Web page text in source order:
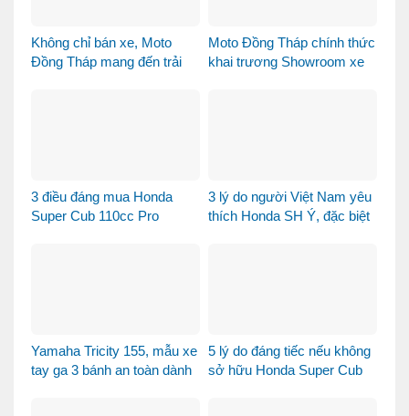
Không chỉ bán xe, Moto
Đồng Tháp mang đến trải
Moto Đồng Tháp chính thức
khai trương Showroom xe
3 điều đáng mua Honda
Super Cub 110cc Pro
3 lý do người Việt Nam yêu
thích Honda SH Ý, đặc biệt
Yamaha Tricity 155, mẫu xe
tay ga 3 bánh an toàn dành
5 lý do đáng tiếc nếu không
sở hữu Honda Super Cub